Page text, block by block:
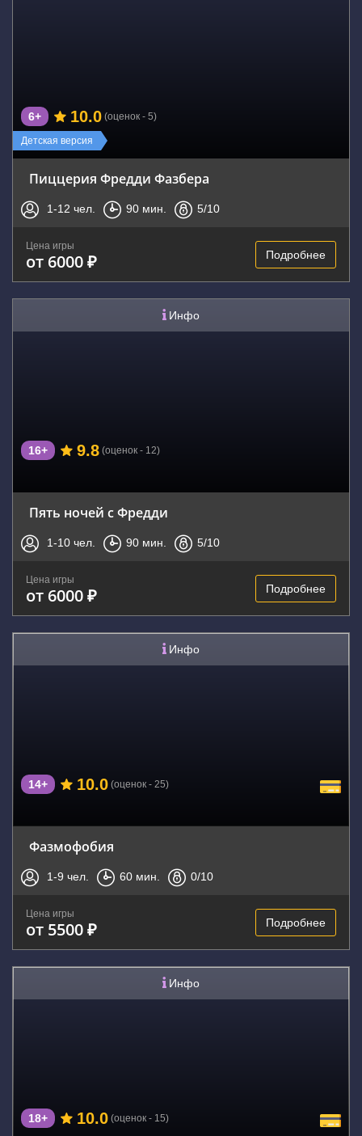
Детская версия
6+ 10.0 (оценок - 5)
Пиццерия Фредди Фазбера
1-12 чел. 90 мин. 5/10
Цена игры
от 6000 ₽ Подробнее
Инфо
16+ 9.8 (оценок - 12)
Пять ночей с Фредди
1-10 чел. 90 мин. 5/10
Цена игры
от 6000 ₽ Подробнее
Инфо
14+ 10.0 (оценок - 25)
Фазмофобия
1-9 чел. 60 мин. 0/10
Цена игры
от 5500 ₽ Подробнее
Инфо
18+ 10.0 (оценок - 15)